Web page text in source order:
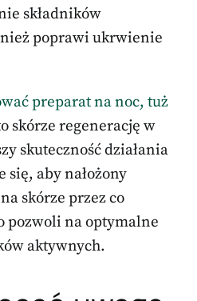
składników
poprawi ukrwienie
preparat na noc, tuż
skórze regenerację w
skuteczność działania
się, aby nałożony
skórze przez co
pozwoli na optymalne
aktywnych.